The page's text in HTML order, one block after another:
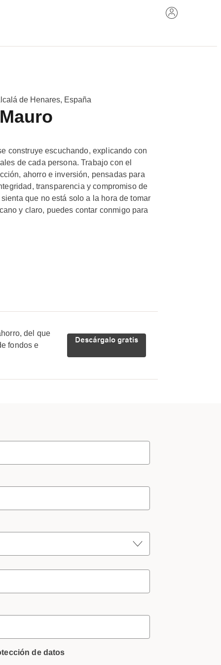
de Henares, España
construye escuchando, explicando con
de cada persona. Trabajo con el
ahorro e inversión, pensadas para
transparencia y compromiso de
que no está solo a la hora de tomar
y claro, puedes contar conmigo para
del que
fondos e
Descárgalo gratis
de datos